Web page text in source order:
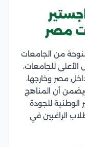
مصر
من الجامعات
للجامعات،
مصر وخارجها،
ويضمن أن المناهج
الوطنية للجودة
الراغبين في